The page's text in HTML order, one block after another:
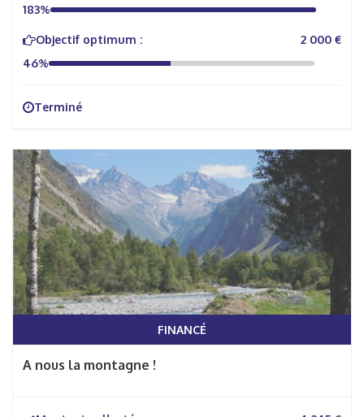
183%
Objectif optimum :
2 000 €
46%
Terminé
FINANCÉ
A nous la montagne !